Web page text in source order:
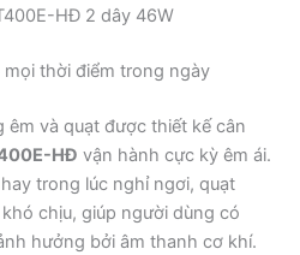
HĐ 2 dây 46W
thời điểm trong ngày
và quạt được thiết kế cân
HĐ vận hành cực kỳ êm ái.
trong lúc nghỉ ngơi, quạt
chịu, giúp người dùng có
hưởng bởi âm thanh cơ khí.